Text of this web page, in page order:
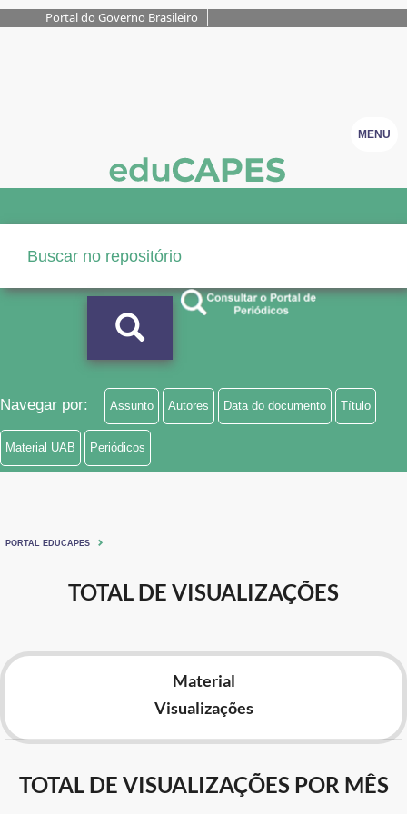
Portal do Governo Brasileiro
MENU
Navegar por: Assunto Autores Data do documento Título
Material UAB Periódicos
PORTAL EDUCAPES
TOTAL DE VISUALIZAÇÕES
Material
Visualizações
TOTAL DE VISUALIZAÇÕES POR MÊS